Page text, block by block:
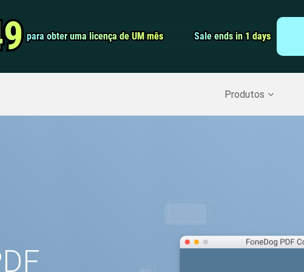
para obter uma licença de UM mês
para obter uma licença de UM mês Sale ends in 1 days
Sale ends in 1 days
Produtos
Screen Recorder
Backup do iPhone>>